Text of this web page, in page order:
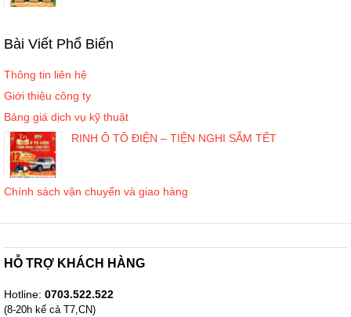
Bài Viết Phổ Biến
Thông tin liên hệ
Giới thiệu công ty
Bảng giá dịch vụ kỹ thuật
RINH Ô TÔ ĐIỆN – TIỆN NGHI SẮM TẾT
Chính sách vận chuyển và giao hàng
HỖ TRỢ KHÁCH HÀNG
Hotline: 0703.522.522
(8-20h kể cả T7,CN)